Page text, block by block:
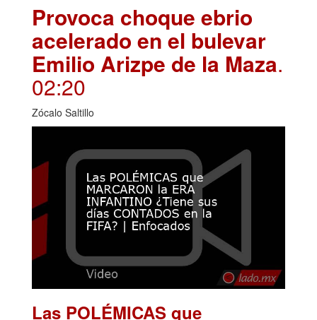
Provoca choque ebrio
acelerado en el bulevar
Emilio Arizpe de la Maza.
02:20
Zócalo Saltillo
Las POLÉMICAS que